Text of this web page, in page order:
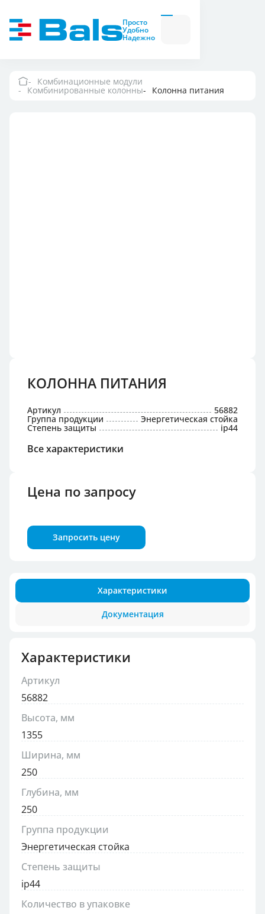
Просто
Удобно
Надежно
Вилки
и
розетки
модули
Вилки и розетки
Компания
Комбинационные модули
Комбинированные колонны Колонна питания
КОЛОННА ПИТАНИЯ
Артикул 56882
Группа продукции Энергетическая стойка
Степень защиты ip44
Все характеристики
Цена по запросу
Запросить цену
Характеристики
Документация
Характеристики
Артикул
56882
Высота, мм
1355
Ширина, мм
250
Глубина, мм
250
Группа продукции
Энергетическая стойка
Степень защиты
ip44
Количество в упаковке